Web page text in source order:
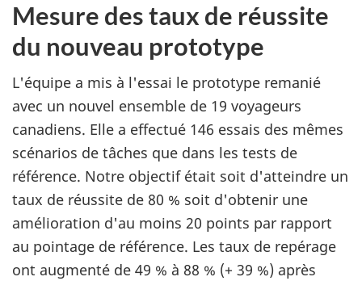
Mesure des taux de réussite
du nouveau prototype
L'équipe a mis à l'essai le prototype remanié
avec un nouvel ensemble de 19 voyageurs
canadiens. Elle a effectué 146 essais des mêmes
scénarios de tâches que dans les tests de
référence. Notre objectif était soit d'atteindre un
taux de réussite de 80 % soit d'obtenir une
amélioration d'au moins 20 points par rapport
au pointage de référence. Les taux de repérage
ont augmenté de 49 % à 88 % (+ 39 %) après